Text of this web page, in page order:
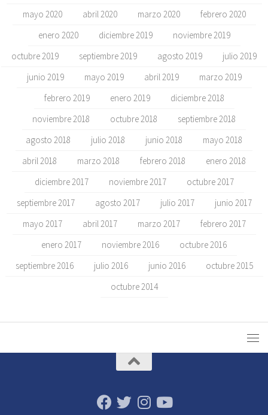
mayo 2020
abril 2020 marzo 2020
febrero 2020
enero 2020
diciembre 2019
noviembre 2019
octubre 2019
septiembre 2019 agosto 2019
julio 2019
junio 2019
mayo 2019 abril 2019
marzo 2019
febrero 2019
enero 2019
diciembre 2018
noviembre 2018
octubre 2018
septiembre 2018
agosto 2018
julio 2018 junio 2018
mayo 2018
abril 2018
marzo 2018 febrero 2018
enero 2018
diciembre 2017
noviembre 2017
octubre 2017
septiembre 2017
agosto 2017 julio 2017
junio 2017
mayo 2017
abril 2017 marzo 2017
febrero 2017
enero 2017
noviembre 2016
octubre 2016
septiembre 2016
julio 2016 junio 2016
octubre 2015
octubre 2014